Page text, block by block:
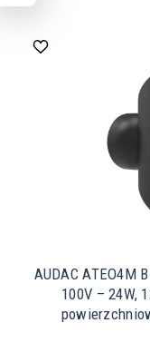
AUDAC ATEO4M
100V – 24W,